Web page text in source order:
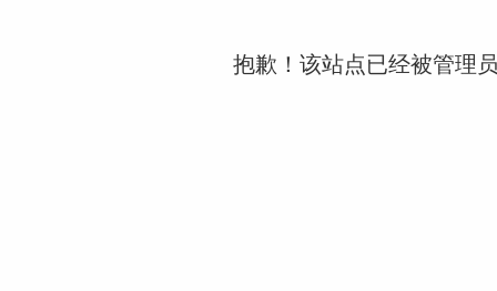
抱歉！该站点已经被管理